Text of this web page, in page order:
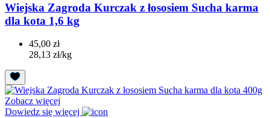
Wiejska Zagroda Kurczak z łososiem Sucha karma
dla kota 1,6 kg
45,00 zł
28,13 zł/kg
Zobacz więcej
Dowiedz się więcej